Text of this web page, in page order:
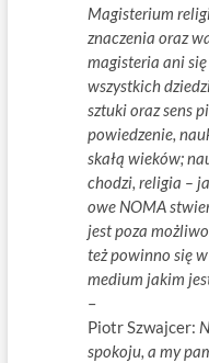
Magisterium
znaczenia oraz
magisteria ani
wszystkich
sztuki oraz sens
powiedzenie,
skałą wieków;
chodzi, religia –
owe NOMA
jest poza
też powinno się
medium jakim
–
Piotr Szwajcer:
spokoju, a my